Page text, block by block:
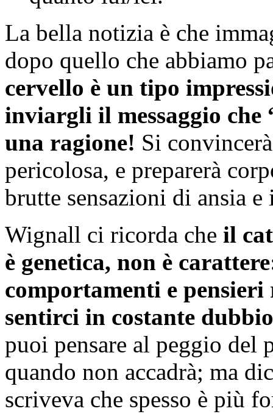
La bella notizia è che
dopo quello che abbiamo
cervello è un tipo
inviargli il messaggio che
una ragione! Si
pericolosa, e preparerà
brutte sensazioni di ansia e
Wignall ci ricorda che il
è genetica, non è
comportamenti e
sentirci in costante
puoi pensare al peggio del
quando non accadrà; ma
scriveva che spesso è più